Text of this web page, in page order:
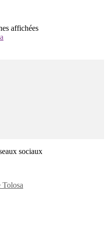
affichées
sociaux